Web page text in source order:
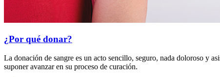
¿Por qué donar?
La donación de sangre es un acto sencillo, seguro, nada doloroso y
suponer avanzar en su proceso de curación.